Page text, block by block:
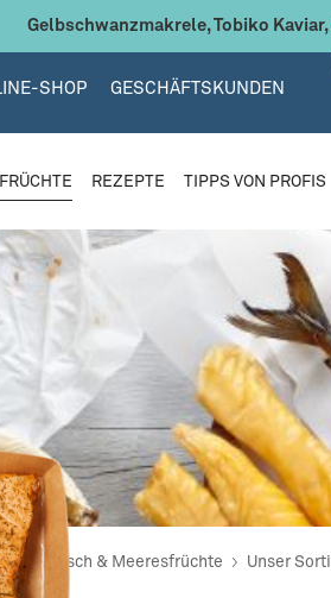
Gelbschwanzmakrele, Tobiko
SHOP GESCHÄFTSKUNDEN
REZEPTE TIPPS VON PROFIS
Fisch & Meeresfrüchte Unser